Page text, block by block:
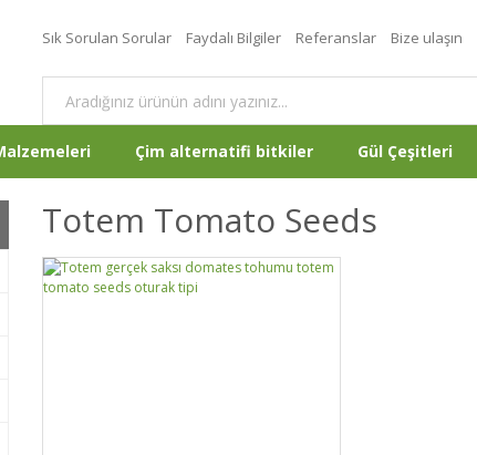
Sık Sorulan Sorular Faydalı Bilgiler Referanslar Bize ulaşın
Çim alternatifi bitkiler Gül Çeşitleri
Totem Tomato Seeds